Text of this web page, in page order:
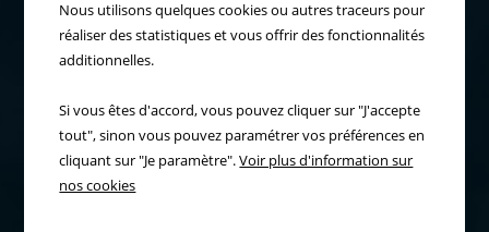
Nous utilisons quelques cookies ou autres traceurs pour
réaliser des statistiques et vous offrir des fonctionnalités
additionnelles.
Si vous êtes d'accord, vous pouvez cliquer sur "J'accepte
tout", sinon vous pouvez paramétrer vos préférences en
cliquant sur "Je paramètre".Voir plus d'information sur
nos cookies